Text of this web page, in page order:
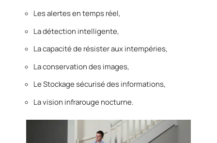
Les alertes en temps réel,
La détection intelligente,
La capacité de résister aux intempéries,
La conservation des images,
Le Stockage sécurisé des informations,
La vision infrarouge nocturne.